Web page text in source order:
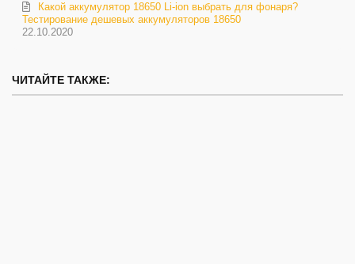
22.10.2020
Какой аккумулятор 18650 Li-ion выбрать для фонаря?
Тестирование дешевых аккумуляторов 18650
ЧИТАЙТЕ ТАКЖЕ: